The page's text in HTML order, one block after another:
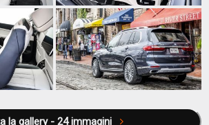
Tutta la gallery - 24 immagini